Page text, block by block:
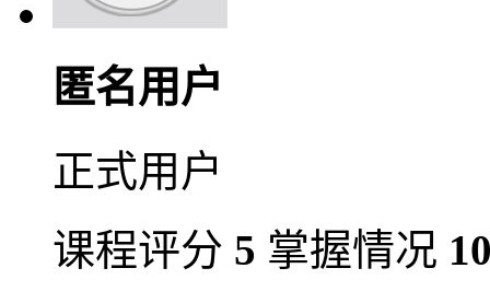
匿名用户
正式用户
课程评分 5 掌握情况